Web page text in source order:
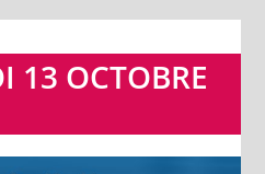
13 OCTOBRE